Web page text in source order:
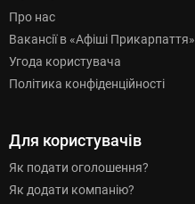
Про нас
Вакансії в «Афіші Прикарпаття»
Угода користувача
Політика конфіденційності
Для користувачів
Як подати оголошення?
Як додати компанію?